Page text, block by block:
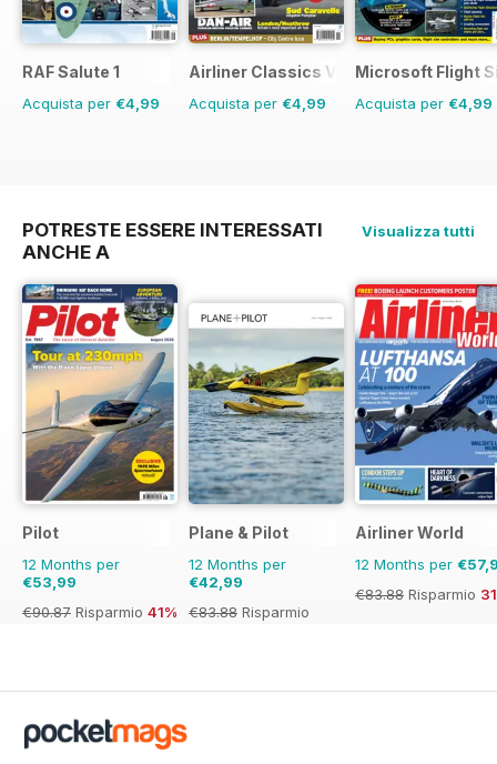
RAF Salute 1
Acquista per €4,99
Airliner Classics Volume 3
Acquista per €4,99
Microsoft Flight
Acquista per €4,99
POTRESTE ESSERE INTERESSATI
ANCHE A
Visualizza tutti
Pilot
12 Months per
€53,99
€90.87 Risparmio 41%
Plane & Pilot
12 Months per
€42,99
€83.88 Risparmio
Airliner World
12 Months per
€83.88 Risparmio